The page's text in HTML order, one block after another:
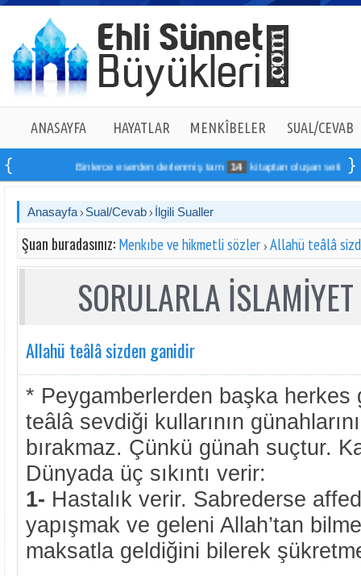
ANASAYFA HAYATLAR MENKÎBELER SUAL/CEVAB
Binlerce eserden derlenmiş tam 14 kitaptan oluşan seti online
Anasayfa Sual/Cevab İlgili Sualler
Şuan buradasınız: Menkıbe ve hikmetli sözler Allahü teâlâ
SORULARLA
Allahü teâlâ sizden ganidir
* Peygamberlerden başka herkes
teâlâ sevdiği kullarının
bırakmaz. Çünkü günah suçtur.
Dünyada üç sıkıntı verir:
1- Hastalık verir. Sabrederse
yapışmak ve geleni Allah’tan
maksatla geldiğini bilerek